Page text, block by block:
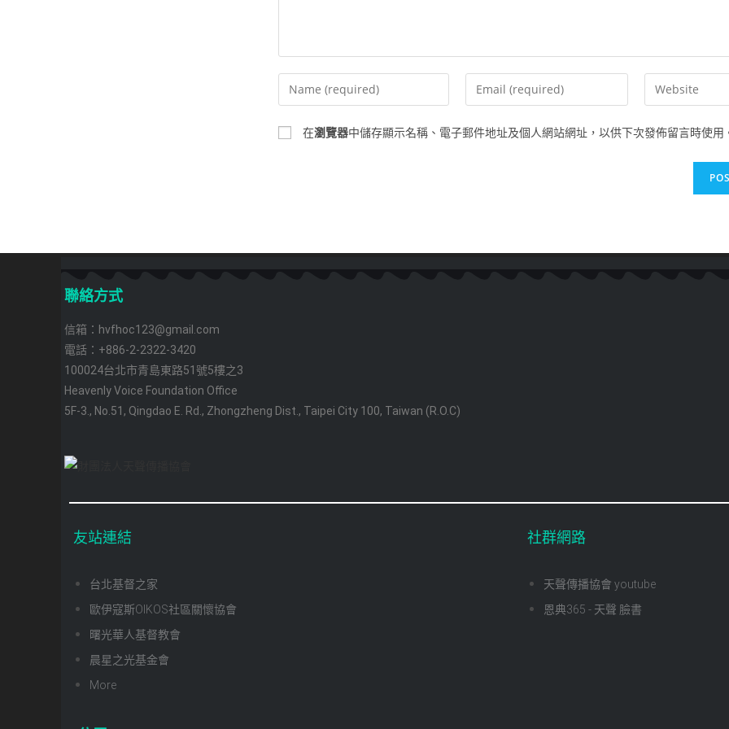
在瀏覽器中儲存顯示名稱、電子郵件地址及個人網站網址，以供下次發佈留言時使用
聯絡方式
信箱：hvfhoc123@gmail.com
電話：+886-2-2322-3420
100024台北市青島東路51號5樓之3
Heavenly Voice Foundation Office
5F-3., No.51, Qingdao E. Rd., Zhongzheng Dist., Taipei City 100, Taiwan (R.O.C)
友站連結
台北基督之家
歐伊寇斯OIKOS社區關懷協會
曙光華人基督教會
晨星之光基金會
More
社群網路
天聲傳播協會 youtube
恩典365 - 天聲 臉書